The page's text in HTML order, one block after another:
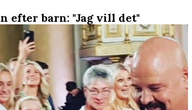
efter barn: "Jag vill det"